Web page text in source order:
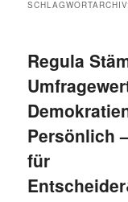
Regula
Persönlich
für